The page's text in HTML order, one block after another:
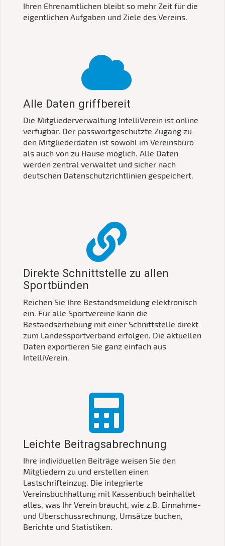
Ihren Ehrenamtlichen bleibt so mehr Zeit für die
eigentlichen Aufgaben und Ziele des Vereins.
Alle Daten griffbereit
Die Mitgliederverwaltung IntelliVerein ist online
verfügbar. Der passwortgeschützte Zugang zu
den Mitgliederdaten ist sowohl im Vereinsbüro
als auch von zu Hause möglich. Alle Daten
werden zentral verwaltet und sicher nach
deutschen Datenschutzrichtlinien gespeichert.
Direkte Schnittstelle zu allen
Sportbünden
Reichen Sie Ihre Bestandsmeldung elektronisch
ein. Für alle Sportvereine kann die
Bestandserhebung mit einer Schnittstelle direkt
zum Landessportverband erfolgen. Die aktuellen
Daten exportieren Sie ganz einfach aus
IntelliVerein.
Leichte Beitragsabrechnung
Ihre individuellen Beiträge weisen Sie den
Mitgliedern zu und erstellen einen
Lastschrifteinzug. Die integrierte
Vereinsbuchhaltung mit Kassenbuch beinhaltet
alles, was Ihr Verein braucht, wie z.B. Einnahme-
und Überschussrechnung, Umsätze buchen,
Berichte und Statistiken.